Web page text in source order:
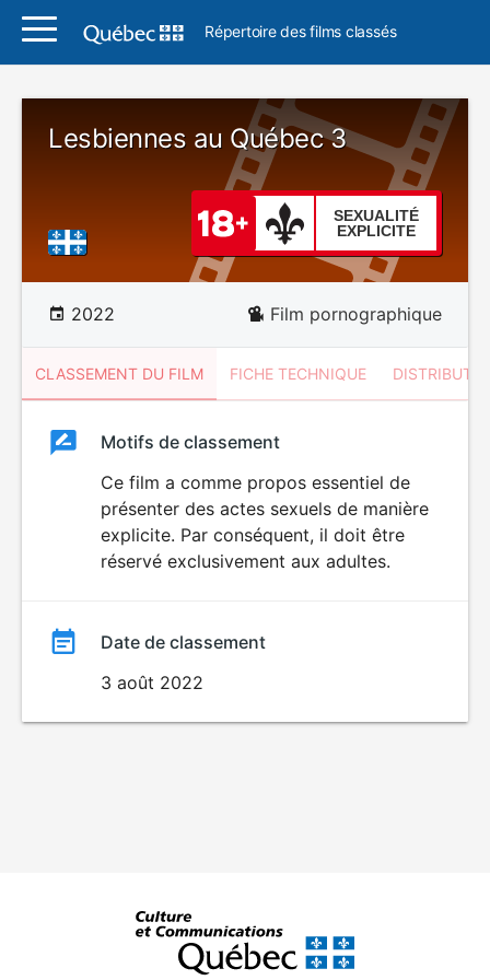
Répertoire des films classés
Lesbiennes au Québec 3
SEXUALITÉ
EXPLICITE
2022 Film pornographique
CLASSEMENT DU FILM FICHE TECHNIQUE
ClassementClassement
SEXUALITÉ
EXPLICITE
Motifs de classement
Ce film a comme propos essentiel de
présenter des actes sexuels de manière
explicite. Par conséquent, il doit être
réservé exclusivement aux adultes.
Date de classement
3 août 2022